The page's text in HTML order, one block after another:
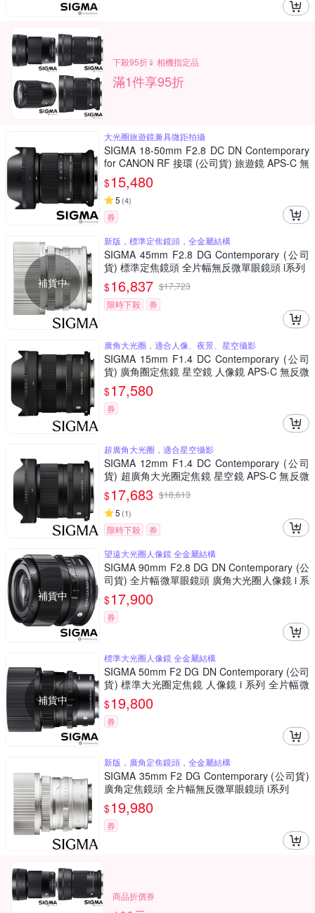
下殺95折⇓ 相機指定品
滿1件享95折
大光圈旅遊鏡兼具微距拍攝
SIGMA 18-50mm F2.8 DC DN Contemporary
for CANON RF 接環 (公司貨) 旅遊鏡 APS-C 無
反微單眼專用鏡頭
$15,480
5 (4)
券
補貨中
新版，標準定焦鏡頭，全金屬結構
SIGMA 45mm F2.8 DG Contemporary (公司
貨) 標準定焦鏡頭 全片幅無反微單眼鏡頭 i系列
$16,837 $17,723
限時下殺
券
廣角大光圈，適合人像、夜景、星空攝影
SIGMA 15mm F1.4 DC Contemporary (公司
貨) 廣角圈定焦鏡 星空鏡 人像鏡 APS-C 無反微
單眼專用鏡頭
$17,580
券
超廣角大光圈，適合星空攝影
SIGMA 12mm F1.4 DC Contemporary (公司
貨) 超廣角大光圈定焦鏡 星空鏡 APS-C 無反微
單眼專用鏡頭
$17,683 $18,613
5 (1)
限時下殺 券
補貨中
望遠大光圈人像鏡 全金屬結構
SIGMA 90mm F2.8 DG DN Contemporary (公
司貨) 全片幅微單眼鏡頭 廣角大光圈人像鏡 i 系
列
$17,900
券
補貨中
標準大光圈人像鏡 全金屬結構
SIGMA 50mm F2 DG DN Contemporary (公司
貨) 標準大光圈定焦鏡 人像鏡 i 系列 全片幅微
單眼鏡頭
$19,800
券
新版，廣角定焦鏡頭，全金屬結構
SIGMA 35mm F2 DG Contemporary (公司貨)
廣角定焦鏡頭 全片幅無反微單眼鏡頭 i系列
$19,980
券
商品折價券